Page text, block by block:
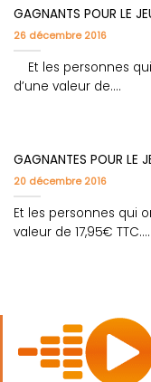
GAGNANTS POUR LE
26 décembre 2016
Et les personnes
d’une valeur de....
GAGNANTES POUR LE
20 décembre 2016
Et les personnes qui
valeur de 17,95€ TTC....